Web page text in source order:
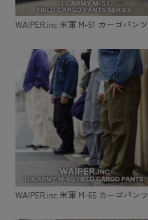
WAIPER.inc 米軍 M-51 カーゴパンツ
WAIPER.inc 米軍 M-65 カーゴパンツ